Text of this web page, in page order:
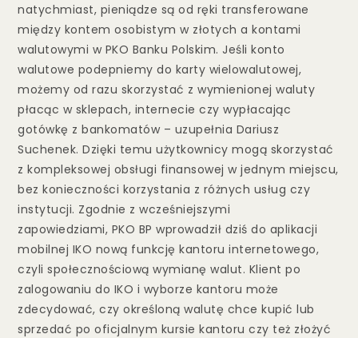
natychmiast, pieniądze są od ręki transferowane
między kontem osobistym w złotych a kontami
walutowymi w PKO Banku Polskim. Jeśli konto
walutowe podepniemy do karty wielowalutowej,
możemy od razu skorzystać z wymienionej waluty
płacąc w sklepach, internecie czy wypłacając
gotówkę z bankomatów – uzupełnia Dariusz
Suchenek. Dzięki temu użytkownicy mogą skorzystać
z kompleksowej obsługi finansowej w jednym miejscu,
bez konieczności korzystania z różnych usług czy
instytucji. Zgodnie z wcześniejszymi
zapowiedziami, PKO BP wprowadził dziś do aplikacji
mobilnej IKO nową funkcję kantoru internetowego,
czyli społecznościową wymianę walut. Klient po
zalogowaniu do IKO i wyborze kantoru może
zdecydować, czy określoną walutę chce kupić lub
sprzedać po oficjalnym kursie kantoru czy też złożyć